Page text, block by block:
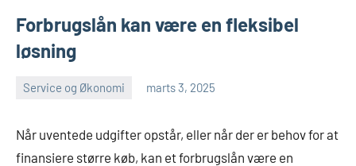
Forbrugslån kan være en fleksibel
løsning
Service og Økonomi marts 3, 2025
Når uventede udgifter opstår, eller når der er behov for at
finansiere større køb, kan et forbrugslån være en